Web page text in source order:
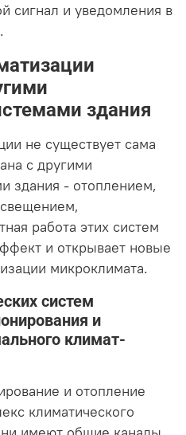
сигнал и уведомления в
здания
не существует сама
с другими
здания - отоплением,
работа этих систем
и открывает новые
микроклимата.
систем
и
климат-
и отопление
климатического